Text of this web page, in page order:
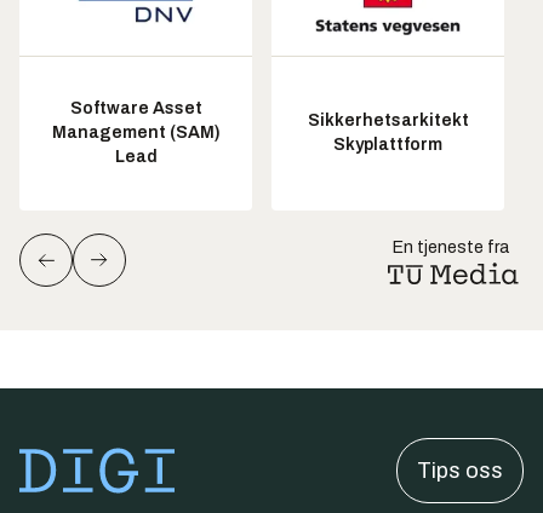
Software Asset
Management (SAM)
Lead
Sikkerhetsarkitekt
Skyplattform
En tjeneste fra
Tips oss